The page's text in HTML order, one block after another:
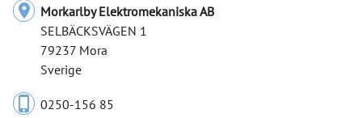
location_on Morkarlby Elektromekaniska AB
SELBÄCKSVÄGEN 1
79237 Mora
Sverige
phone_iphone 0250-156 85